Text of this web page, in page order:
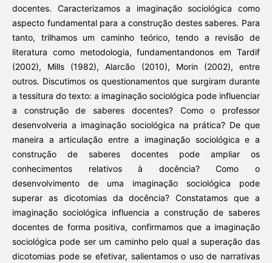
docentes. Caracterizamos a imaginação sociológica como
aspecto fundamental para a construção destes saberes. Para
tanto, trilhamos um caminho teórico, tendo a revisão de
literatura como metodologia, fundamentandonos em Tardif
(2002), Mills (1982), Alarcão (2010), Morin (2002), entre
outros. Discutimos os questionamentos que surgiram durante
a tessitura do texto: a imaginação sociológica pode influenciar
a construção de saberes docentes? Como o professor
desenvolveria a imaginação sociológica na prática? De que
maneira a articulação entre a imaginação sociológica e a
construção de saberes docentes pode ampliar os
conhecimentos relativos à docência? Como o
desenvolvimento de uma imaginação sociológica pode
superar as dicotomias da docência? Constatamos que a
imaginação sociológica influencia a construção de saberes
docentes de forma positiva, confirmamos que a imaginação
sociológica pode ser um caminho pelo qual a superação das
dicotomias pode se efetivar, salientamos o uso de narrativas